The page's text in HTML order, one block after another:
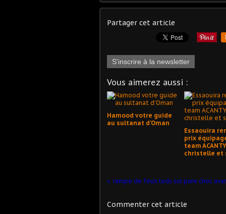
Partager cet article
S'inscrire à la newsletter
Vous aimerez aussi :
Hamood votre guide
au sultanat d'Oman
Essaouira
prix
team
christelle et
rampe de feux leds sur pare choc
Commenter cet article